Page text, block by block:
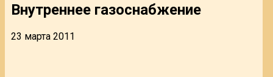
Внутреннее газоснабжение
23 марта 2011